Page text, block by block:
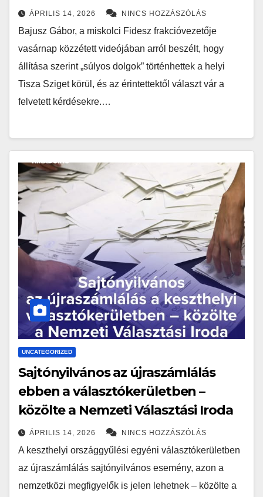
ÁPRILIS 14, 2026 NINCS HOZZÁSZÓLÁS
Bajusz Gábor, a miskolci Fidesz frakcióvezetője
vasárnap közzétett videójában arról beszélt, hogy
állítása szerint „súlyos dolgok” történhettek a helyi
Tisza Sziget körül, és az érintettektől választ vár a
felvetett kérdésekre.…
UNCATEGORIZED
Sajtónyilvános az újraszámlálás
ebben a választókerületben –
közölte a Nemzeti Választási Iroda
ÁPRILIS 14, 2026 NINCS HOZZÁSZÓLÁS
A keszthelyi országgyűlési egyéni választókerületben
az újraszámlálás sajtónyilvános esemény, azon a
nemzetközi megfigyelők is jelen lehetnek – közölte a